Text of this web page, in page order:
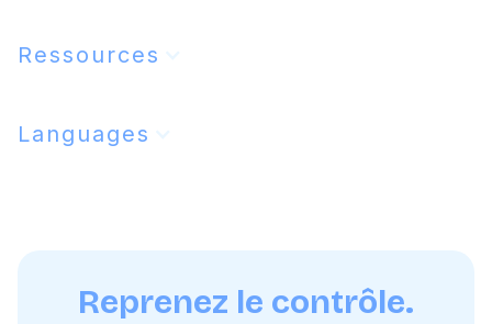
Ressources
Languages
Reprenez le contrôle.